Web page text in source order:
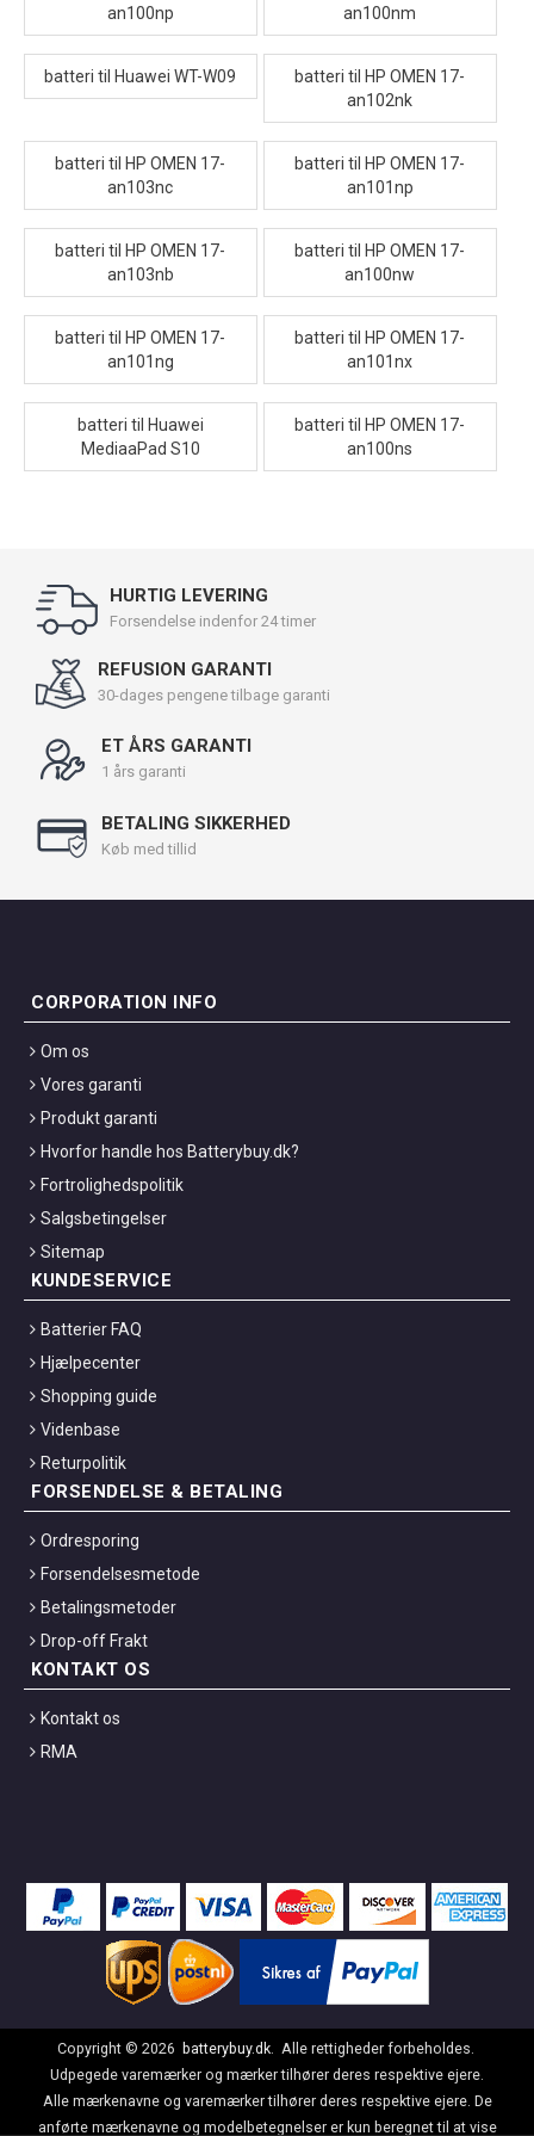
an100np
an100nm
batteri til Huawei WT-W09
batteri til HP OMEN 17-
an102nk
batteri til HP OMEN 17-
an103nc
batteri til HP OMEN 17-
an101np
batteri til HP OMEN 17-
an103nb
batteri til HP OMEN 17-
an100nw
batteri til HP OMEN 17-
an101ng
batteri til HP OMEN 17-
an101nx
batteri til Huawei
MediaaPad S10
batteri til HP OMEN 17-
an100ns
HURTIG LEVERING
Forsendelse indenfor 24 timer
REFUSION GARANTI
30-dages pengene tilbage garanti
ET ÅRS GARANTI
1 års garanti
BETALING SIKKERHED
Køb med tillid
CORPORATION INFO
Om os
Vores garanti
Produkt garanti
Hvorfor handle hos Batterybuy.dk?
Fortrolighedspolitik
Salgsbetingelser
Sitemap
KUNDESERVICE
Batterier FAQ
Hjælpecenter
Shopping guide
Videnbase
Returpolitik
FORSENDELSE & BETALING
Ordresporing
Forsendelsesmetode
Betalingsmetoder
Drop-off Frakt
KONTAKT OS
Kontakt os
RMA
Copyright © 2026 batterybuy.dk. Alle rettigheder forbeholdes.
Udpegede varemærker og mærker tilhører deres respektive ejere.
Alle mærkenavne og varemærker tilhører deres respektive ejere. De
anførte mærkenavne og modelbetegnelser er kun beregnet til at vise